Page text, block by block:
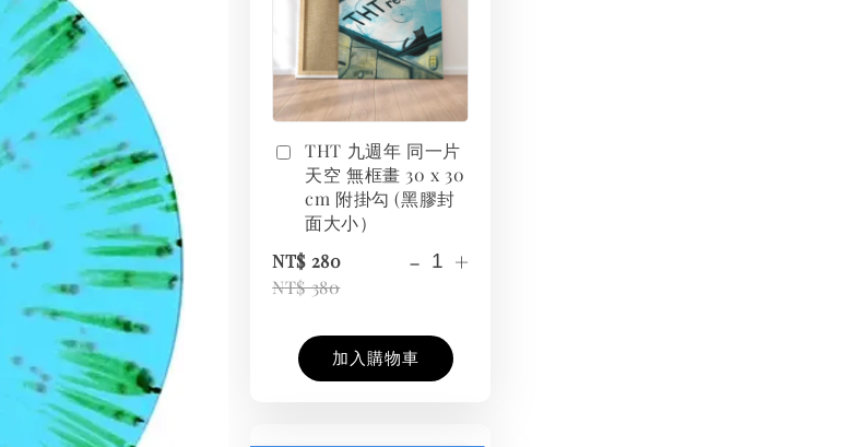
THT 九週年 同一片
天空 無框畫 30 x 30
cm 附掛勾 (黑膠封
面大小）
NT$ 280
NT$ 380
- +
加入購物車